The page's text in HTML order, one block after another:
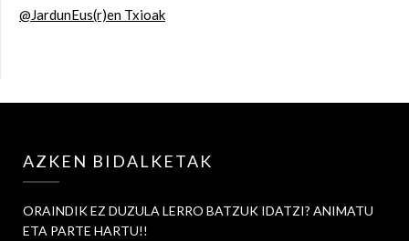
@JardunEus(r)en Txioak
AZKEN BIDALKETAK
ORAINDIK EZ DUZULA LERRO BATZUK IDATZI? ANIMATU
ETA PARTE HARTU!!